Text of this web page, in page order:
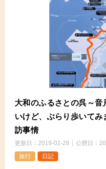
大和のふるさとの呉～
いけど、ぶらり歩いて
訪事情
更新日： 2019-02-28 公開日：
旅行
日記